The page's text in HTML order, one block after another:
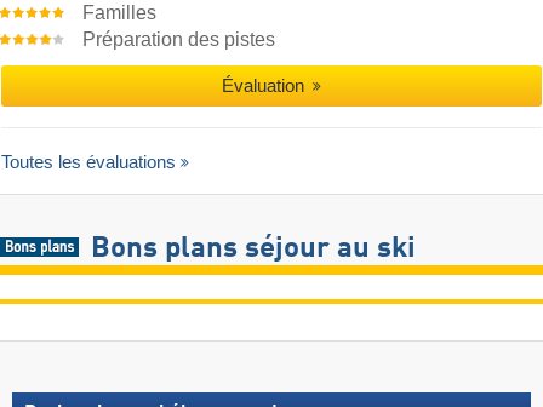
Familles
Préparation des pistes
Évaluation
Toutes les évaluations
Bons plans séjour au ski